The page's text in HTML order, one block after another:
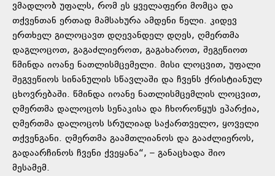
ვმადლობ უფალს, რომ ეს ყველაფერი მომცა და
თქვენთან ერთად მამსახურა ამდენი წელი. კიდევ
ერთხელ გილოცავთ დღევანდელ დღეს, ღმერთმა
დაგლოცოთ, გაგაძლიეროთ, გაგახაროთ, შეგეწიოთ
წმინდა იოანე ნათლისმცემელი. მისი ლოცვით, უფალი
შეგვეწიოს სინანულის სწავლაში და ჩვენს ქრისტიანულ
ცხოვრებაში. წმინდა იოანე ნათლისმცემლის ლოცვით,
ღმერთმა დალოცოს სენაკისა და ჩხოროწყუს ეპარქია,
ღმერთმა დალოცოს სრულიად საქართველო, ყოველი
თქვენგანი. ღმერთმა გაამთლიანოს და გააძლიეროს,
გადაარჩინოს ჩვენი ქვეყანა“, – განაცხადა შიო
მესამემ.